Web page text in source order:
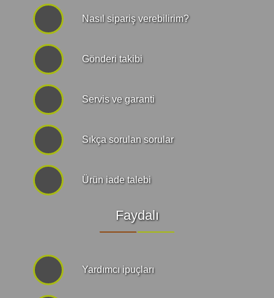
Nasıl sipariş verebilirim?
Gönderi takibi
Servis ve garanti
Sıkça sorulan sorular
Ürün iade talebi
Faydalı
Yardımcı ipuçları